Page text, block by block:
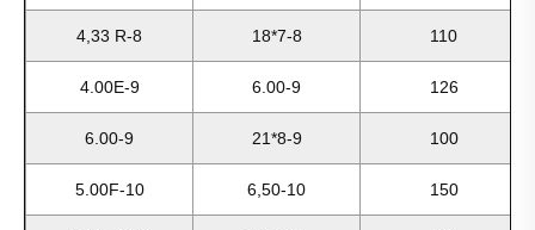
4,33 R-8 18*7-8 110
4.00E-9 6.00-9 126
6.00-9 21*8-9 100
5.00F-10 6,50-10 150